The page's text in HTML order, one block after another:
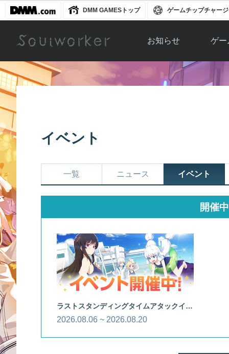
DMM GAMESトップ ゲームチップチャージ
お知らせ
お知らせ一覧
ゲー
ソウ
イベント
一覧 ニュース イベント
開催
ラストスタンディングタイムアタックイベント
2026.08.06 ~ 2026.08.20